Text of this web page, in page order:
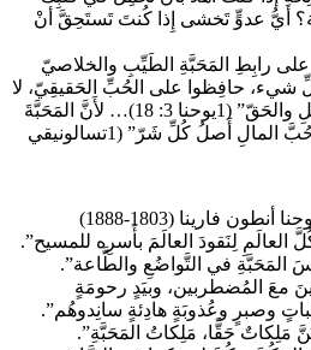
أيُّ عدوٍّ تَخشى إِذا كُنتَ تَستَحِقَّ أنْ
على رابِطِ المَحَبَّةِ الطَيِّبِ والخلاصيّ
قَبلَ كُلِّ شيء، حافِظوا على الحُبِّ الحَقيقِيّ، لا
“بِالكلام ولا بِاللِّسانِ بل بالعَمَلِ والحَقّ” (1يوحنا 3: 18)… لأَنَّ المَحَبَّةَ
هي أَصلُ كُلِّ الخَير، كما أنّ “حُبَّ المالِ أَصلُ كُلِّ شَرّ” (1تسالونيقي
فارينا (1803-1888)
العالَمِ لِنَقودَ العالَمَ بأَسرِه للمسيح”.
في التَّواضُعِ والطَّاعة”.
معَ المُضطربين، وبيَدٍ رحومَةٍ
وصبرٍ وعُذوبَةٍ هادِئةٍ سانِدوهُم”.
مَلِكاتٌ حَقًّا، مَلِكاتُ المَحَبَّةِ”.